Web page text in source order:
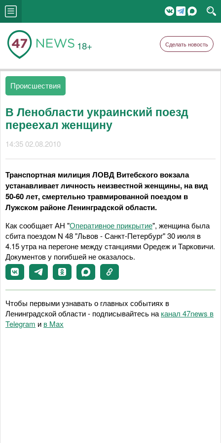
18+ Сделать новость
Происшествия
В Ленобласти украинский поезд
переехал женщину
14:35 02.08.2010
Транспортная милиция ЛОВД Витебского вокзала
устанавливает личность неизвестной женщины, на вид
50-60 лет, смертельно травмированной поездом в
Лужском районе Ленинградской области.
Как сообщает АН "Оперативное прикрытие", женщина была
сбита поездом N 48 "Львов - Санкт-Петербург" 30 июля в
4.15 утра на перегоне между станциями Оредеж и Тарковичи.
Документов у погибшей не оказалось.
Чтобы первыми узнавать о главных событиях в
Ленинградской области - подписывайтесь на канал 47news в
Telegram и в Maх